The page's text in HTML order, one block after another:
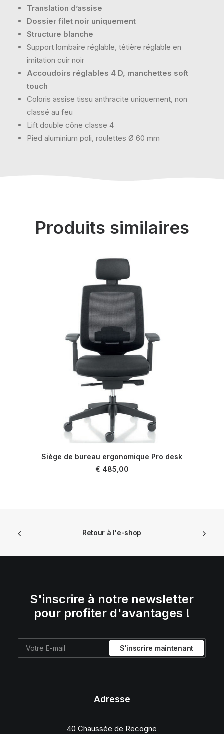
Translation d’assise
Dossier filet noir uniquement
Structure blanche
Support lombaire réglable, têtière réglable en
imitation cuir noir
Accoudoirs réglables 4 D, manchettes soft
touch
Coloris assise tissu anthracite uniquement, non
classé au feu
Lift double cône classe 4
Pied aluminium poli, roulettes Ø 60 mm
Produits similaires
Siège de bureau ergonomique Pro desk
€ 485,00
Retour à l'e-shop
S'inscrire à notre newsletter
pour profiter d'avantages !
Adresse
40 Chaussée de Recogne